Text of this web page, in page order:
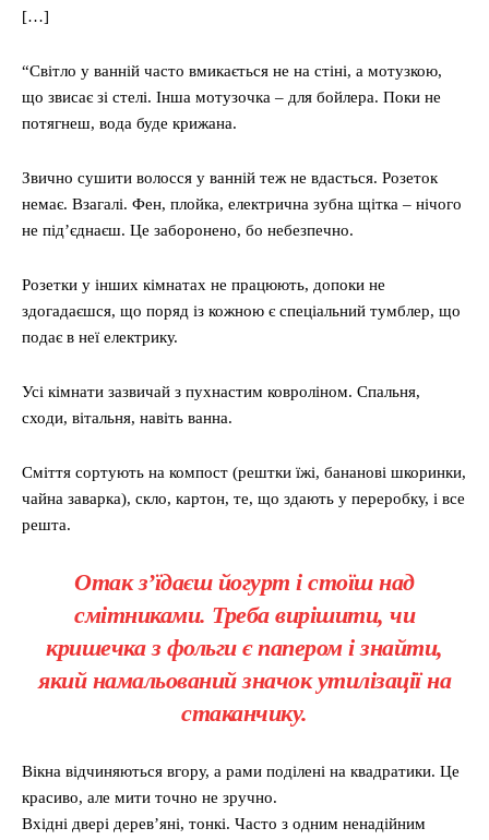
[…]
“Світло у ванній часто вмикається не на стіні, а мотузкою,
що звисає зі стелі. Інша мотузочка – для бойлера. Поки не
потягнеш, вода буде крижана.
Звично сушити волосся у ванній теж не вдасться. Розеток
немає. Взагалі. Фен, плойка, електрична зубна щітка – нічого
не під’єднаєш. Це заборонено, бо небезпечно.
Розетки у інших кімнатах не працюють, допоки не
здогадаєшся, що поряд із кожною є спеціальний тумблер, що
подає в неї електрику.
Усі кімнати зазвичай з пухнастим ковроліном. Спальня,
сходи, вітальня, навіть ванна.
Сміття сортують на компост (рештки їжі, бананові шкоринки,
чайна заварка), скло, картон, те, що здають у переробку, і все
решта.
Отак з’їдаєш йогурт і стоїш над
смітниками. Треба вирішити, чи
кришечка з фольги є папером і знайти,
який намальований значок утилізації на
стаканчику.
Вікна відчиняються вгору, а рами поділені на квадратики. Це
красиво, але мити точно не зручно.
Вхідні двері дерев’яні, тонкі. Часто з одним ненадійним